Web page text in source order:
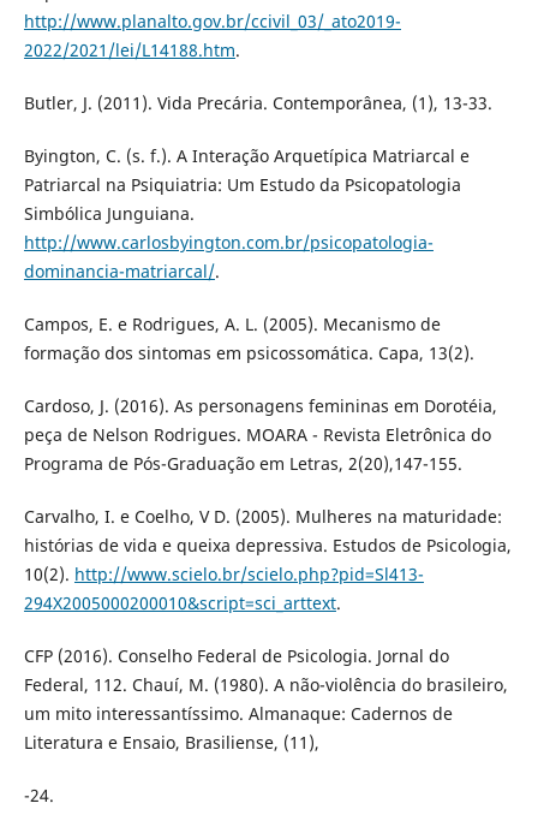
http://www.planalto.gov.br/ccivil_03/_ato2019-
2022/2021/lei/L14188.htm.
Butler, J. (2011). Vida Precária. Contemporânea, (1), 13-33.
Byington, C. (s. f.). A Interação Arquetípica Matriarcal e
Patriarcal na Psiquiatria: Um Estudo da Psicopatologia
Simbólica Junguiana.
http://www.carlosbyington.com.br/psicopatologia-
dominancia-matriarcal/.
Campos, E. e Rodrigues, A. L. (2005). Mecanismo de
formação dos sintomas em psicossomática. Capa, 13(2).
Cardoso, J. (2016). As personagens femininas em Dorotéia,
peça de Nelson Rodrigues. MOARA - Revista Eletrônica do
Programa de Pós-Graduação em Letras, 2(20),147-155.
Carvalho, I. e Coelho, V D. (2005). Mulheres na maturidade:
histórias de vida e queixa depressiva. Estudos de Psicologia,
10(2). http://www.scielo.br/scielo.php?pid=Sl413-
294X2005000200010&script=sci_arttext.
CFP (2016). Conselho Federal de Psicologia. Jornal do
Federal, 112. Chauí, M. (1980). A não-violência do brasileiro,
um mito interessantíssimo. Almanaque: Cadernos de
Literatura e Ensaio, Brasiliense, (11),
-24.